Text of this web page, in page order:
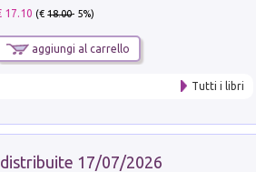
17.10 (€18.00- 5%)
aggiungi al carrello
Tutti i libri
17/07/2026